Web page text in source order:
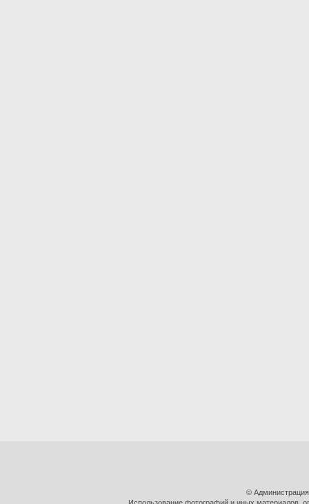
©